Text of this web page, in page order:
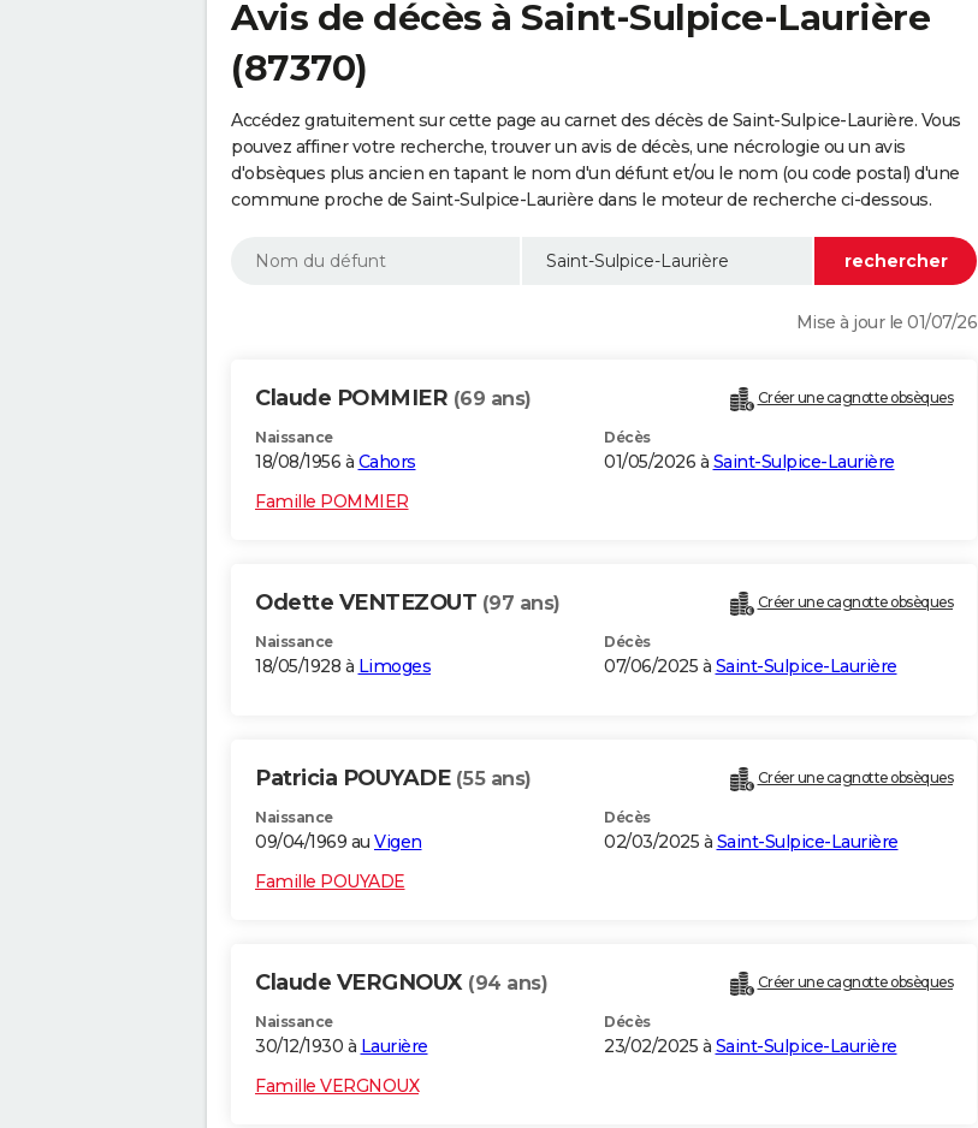
Avis de décès à Saint-Sulpice-Laurière
(87370)
Accédez gratuitement sur cette page au carnet des décès de Saint-Sulpice-Laurière. Vous
pouvez affiner votre recherche, trouver un avis de décès, une nécrologie ou un avis
d'obsèques plus ancien en tapant le nom d'un défunt et/ou le nom (ou code postal) d'une
commune proche de Saint-Sulpice-Laurière dans le moteur de recherche ci-dessous.
Mise à jour le 01/07/26
Claude POMMIER (69 ans) Créer une cagnotte obsèques
Naissance
18/08/1956 à Cahors
Décès
01/05/2026 à Saint-Sulpice-Laurière
Famille POMMIER
Odette VENTEZOUT (97 ans) Créer une cagnotte obsèques
Naissance
18/05/1928 à Limoges
Décès
07/06/2025 à Saint-Sulpice-Laurière
Patricia POUYADE (55 ans) Créer une cagnotte obsèques
Naissance
09/04/1969 au Vigen
Décès
02/03/2025 à Saint-Sulpice-Laurière
Famille POUYADE
Claude VERGNOUX (94 ans) Créer une cagnotte obsèques
Naissance
30/12/1930 à Laurière
Décès
23/02/2025 à Saint-Sulpice-Laurière
Famille VERGNOUX